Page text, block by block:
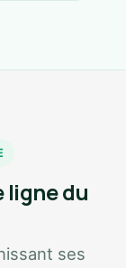
ligne du
ses